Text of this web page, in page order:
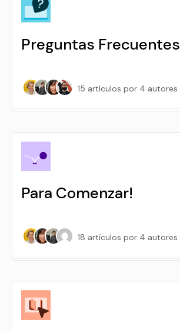
Preguntas Frecuentes
15 artículos por 4 autores
Para Comenzar!
18 artículos por 4 autores